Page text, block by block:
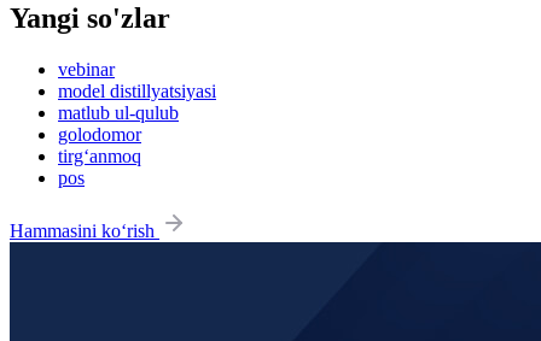
Yangi so'zlar
vebinar
model distillyatsiyasi
matlub ul-qulub
golodomor
tirg‘anmoq
pos
Hammasini ko‘rish